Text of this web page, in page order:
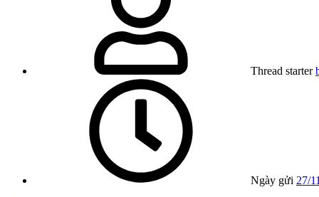
Thread starter
Ngày gửi 27/